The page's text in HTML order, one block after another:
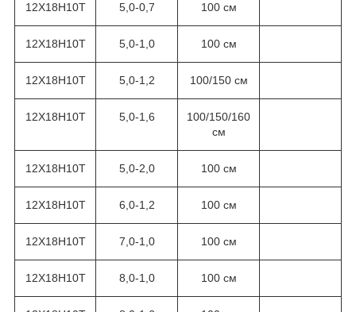
12Х18Н10Т 5,0-0,7 100 см
12Х18Н10Т 5,0-1,0 100 см
12Х18Н10Т 5,0-1,2 100/150 см
12Х18Н10Т 5,0-1,6
100/150/160
см
12Х18Н10Т 5,0-2,0 100 см
12Х18Н10Т 6,0-1,2 100 см
12Х18Н10Т 7,0-1,0 100 см
12Х18Н10Т 8,0-1,0 100 см